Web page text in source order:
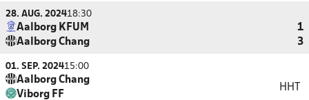
28. AUG. 202418:30
Aalborg KFUM
1
Aalborg Chang
3
01. SEP. 202415:00
Aalborg Chang
Viborg FF
HHT